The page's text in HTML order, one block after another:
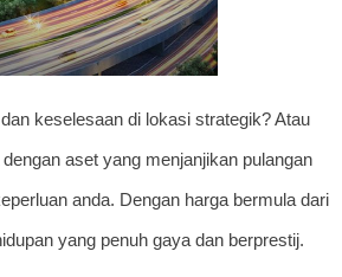
keselesaan di lokasi strategik? Atau
aset yang menjanjikan pulangan
anda. Dengan harga bermula dari
yang penuh gaya dan berprestij.